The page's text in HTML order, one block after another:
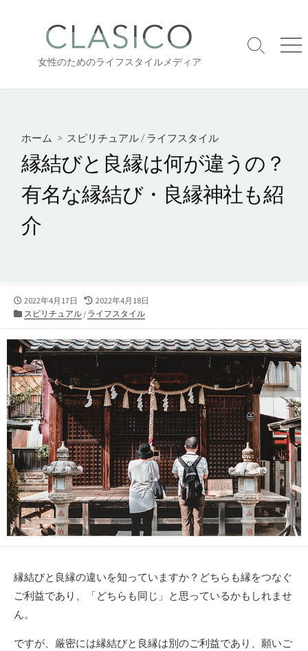
へ
女性のためのライフスタイルメディア
検
り
メ
ー
ホーム > スピリチュアル /ライフスタイル
縁結びと良縁は何が違うの？
有名な縁結び・良縁神社も紹
介
公
開
2022年4月17日
最
終
新
日
2022年4月18日
カ
ゴ
リ
ー
スピリチュアル / ライフスタイル
縁結びと良縁の違いを知っていますか？どちらも縁をつなぐ
ご利益であり、「どちらも同じ」と思っているかもしれませ
ん。
ですが、厳密には縁結びと良縁は別のご利益であり、願いご